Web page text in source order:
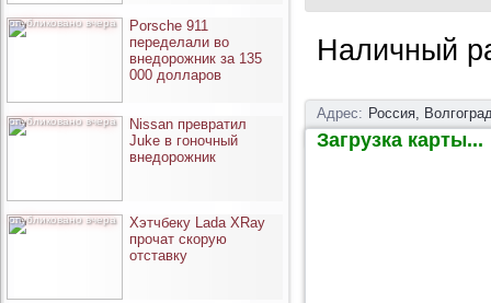
опубликовано вчера
Porsche 911
переделали во
внедорожник за 135
000 долларов
опубликовано вчера
Nissan превратил
Juke в гоночный
внедорожник
опубликовано вчера
Хэтчбеку Lada XRay
прочат скорую
отставку
Наличный
Адрес: Россия,
Загрузка карты...